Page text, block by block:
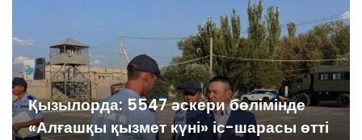
Қызылорда: 5547 әскери бөлімінде
«Алғашқы қызмет күні» іс-шарасы өтті